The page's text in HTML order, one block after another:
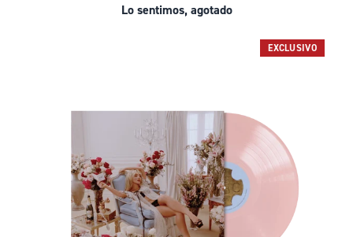
Lo sentimos, agotado
EXCLUSIVO